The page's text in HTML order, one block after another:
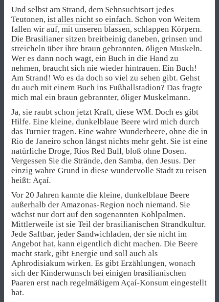
Und selbst am Strand, dem Sehnsuchtsort jedes
Teutonen, ist alles nicht so einfach. Schon von Weitem
fallen wir auf, mit unseren blassen, schlappen Körpern.
Die Brasilianer sitzen breitbeinig daneben, grinsen und
streicheln über ihre braun gebrannten, öligen Muskeln.
Wer es dann noch wagt, ein Buch in die Hand zu
nehmen, braucht sich nie wieder hintrauen. Ein Buch!
Am Strand! Wo es da doch so viel zu sehen gibt. Gehst
du auch mit einem Buch ins Fußballstadion? Das fragte
mich mal ein braun gebrannter, öliger Muskelmann.
Ja, sie raubt schon jetzt Kraft, diese WM. Doch es gibt
Hilfe. Eine kleine, dunkelblaue Beere wird mich durch
das Turnier tragen. Eine wahre Wunderbeere, ohne die in
Rio de Janeiro schon längst nichts mehr geht. Sie ist eine
natürliche Droge, Rios Red Bull, bloß ohne Dosen.
Vergessen Sie die Strände, den Samba, den Jesus. Der
einzig wahre Grund in diese wundervolle Stadt zu reisen
heißt: Açaí.
Vor 20 Jahren kannte die kleine, dunkelblaue Beere
außerhalb der Amazonas-Region noch niemand. Sie
wächst nur dort auf den sogenannten Kohlpalmen.
Mittlerweile ist sie Teil der brasilianischen Strandkultur.
Jede Saftbar, jeder Sandwichladen, der sie nicht im
Angebot hat, kann eigentlich dicht machen. Die Beere
macht stark, gibt Energie und soll auch als
Aphrodisiakum wirken. Es gibt Erzählungen, wonach
sich der Kinderwunsch bei einigen brasilianischen
Paaren erst nach regelmäßigem Açaí-Konsum eingestellt
hat.